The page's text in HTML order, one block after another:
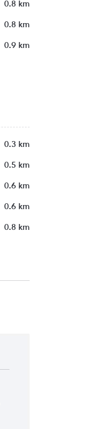
0.8 km
0.8 km
0.9 km
0.3 km
0.5 km
0.6 km
0.6 km
0.8 km